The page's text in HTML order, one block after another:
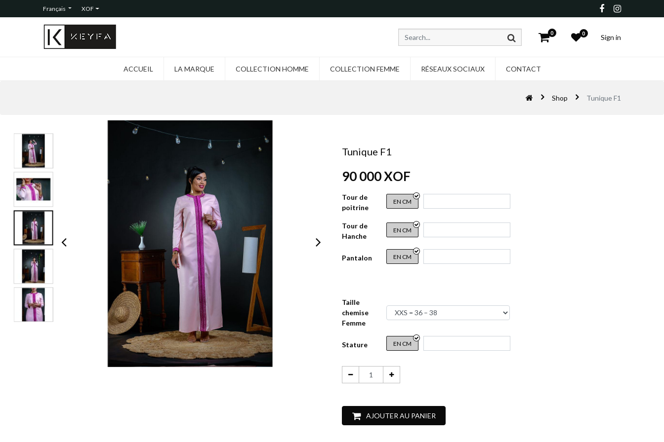
Français XOF
0 0 Sign in
ACCUEIL LA MARQUE COLLECTION HOMME COLLECTION FEMME RÉSEAUX SOCIAUX CONTACT
Shop Tunique F1
Tunique F1
90 000XOF
Tour de
poitrine
EN CM
Tour de
Hanche
EN CM
Pantalon EN CM
Taille
chemise
Femme
Stature EN CM
AJOUTER AU PANIER